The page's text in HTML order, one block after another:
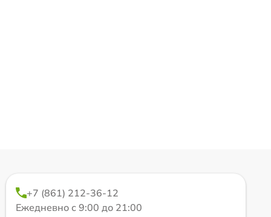
+7 (861) 212-36-12
Ежедневно с 9:00 до 21:00